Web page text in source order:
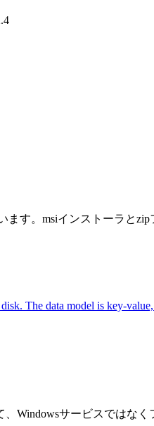
ます。msiインストーラと
The data model is key-
Windowsサービスではなく